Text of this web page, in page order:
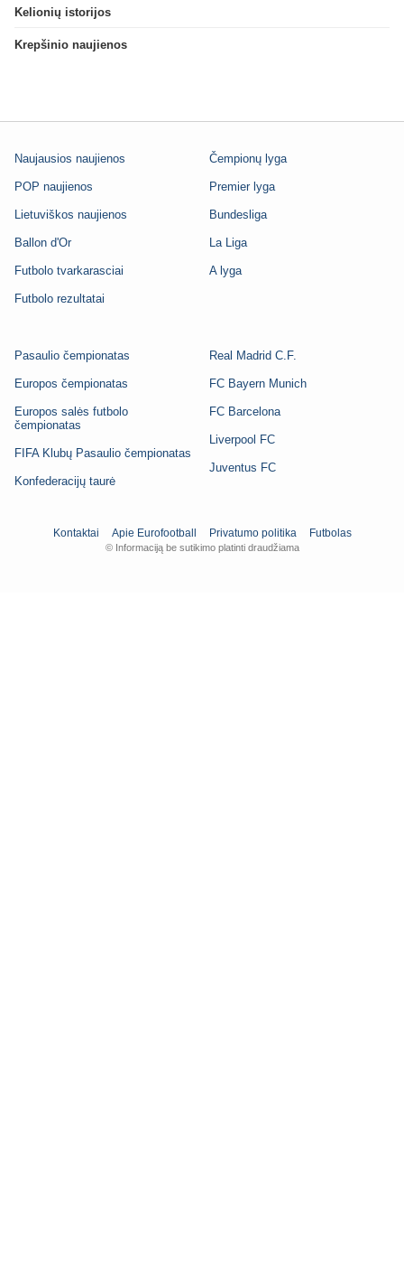
Kelionių istorijos
Krepšinio naujienos
Naujausios naujienos
POP naujienos
Lietuviškos naujienos
Ballon d'Or
Futbolo tvarkarasciai
Futbolo rezultatai
Čempionų lyga
Premier lyga
Bundesliga
La Liga
A lyga
Pasaulio čempionatas
Europos čempionatas
Europos salės futbolo
čempionatas
FIFA Klubų Pasaulio čempionatas
Konfederacijų taurė
Real Madrid C.F.
FC Bayern Munich
FC Barcelona
Liverpool FC
Juventus FC
Kontaktai Apie Eurofootball Privatumo politika Futbolas
© Informaciją be sutikimo platinti draudžiama